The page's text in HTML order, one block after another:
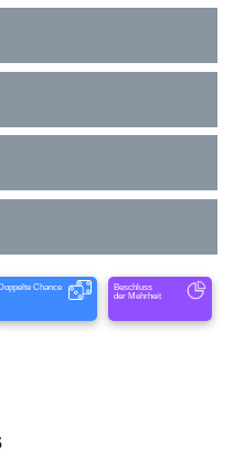
Doppelte Chance
Beschluss
der Mehrheit